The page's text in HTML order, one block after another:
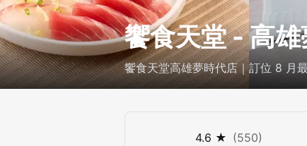
饗食天堂 - 高
饗食天堂高雄夢時代店｜訂位 8 月
4.6 ★ (550)